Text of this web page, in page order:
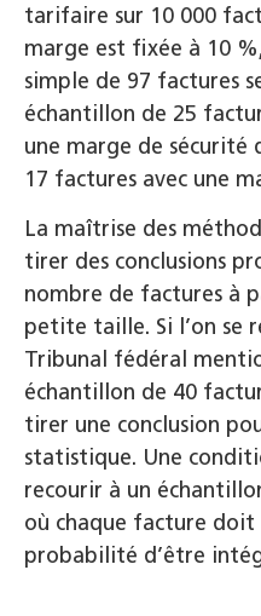
tarifaire sur 10 000
marge est fixée à 10
simple de 97 factures
échantillon de 25
une marge de sécurité
17 factures avec une
La maîtrise des
tirer des conclusions
nombre de factures à
petite taille. Si l’on se
Tribunal fédéral
échantillon de 40
tirer une conclusion
statistique. Une
recourir à un
où chaque facture doit
probabilité d’être